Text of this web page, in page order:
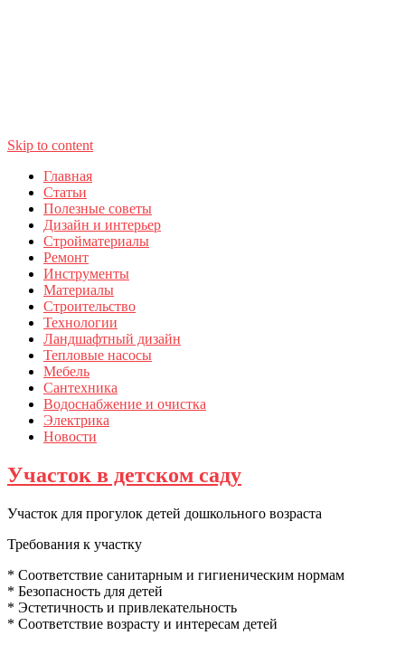
Skip to content
Главная
Статьи
Полезные советы
Дизайн и интерьер
Стройматериалы
Ремонт
Инструменты
Материалы
Строительство
Технологии
Ландшафтный дизайн
Тепловые насосы
Мебель
Сантехника
Водоснабжение и очистка
Электрика
Новости
Участок в детском саду
Участок для прогулок детей дошкольного возраста
Требования к участку
* Соответствие санитарным и гигиеническим нормам
* Безопасность для детей
* Эстетичность и привлекательность
* Соответствие возрасту и интересам детей